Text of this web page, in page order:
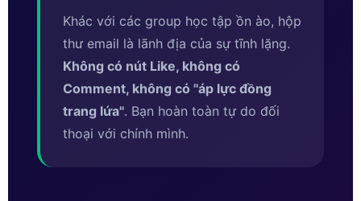
Khác với các group học tập ồn ào, hộp
thư email là lãnh địa của sự tĩnh lặng.
Không có nút Like, không có
Comment, không có ''áp lực đồng
trang lứa''. Bạn hoàn toàn tự do đối
thoại với chính mình.